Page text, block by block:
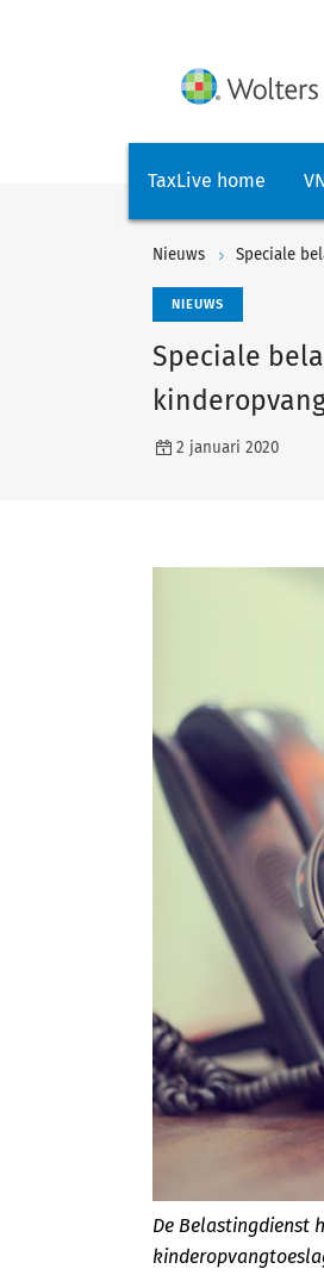
TaxLive home
Nieuws Speciale
NIEUWS
Speciale
2 januari 2020
De Belastingdienst